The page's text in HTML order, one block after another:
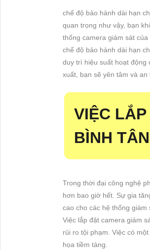
chế độ bảo hành dài hạn
quan trọng như vậy, bạn
thống camera giám sát
chế độ bảo hành dài hạn
duy trì hiệu suất hoạt động
xuất, bạn sẽ yên tâm và
VIỆC
BÌNH
Trong thời đại công nghệ
hơn bao giờ hết. Sự gia
cao cho các hệ thống giám
Việc lắp đặt camera giám
rủi ro tội phạm. Việc có
họa tiềm tàng.